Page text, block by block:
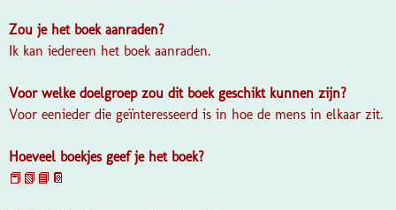
Zou je het boek aanraden?
Ik kan iedereen het boek aanraden.
Voor welke doelgroep zou dit boek geschikt kunnen zijn?
Voor eenieder die geïnteresseerd is in hoe de mens in elkaar zit.
Hoeveel boekjes geef je het boek?
📕📗📘📔